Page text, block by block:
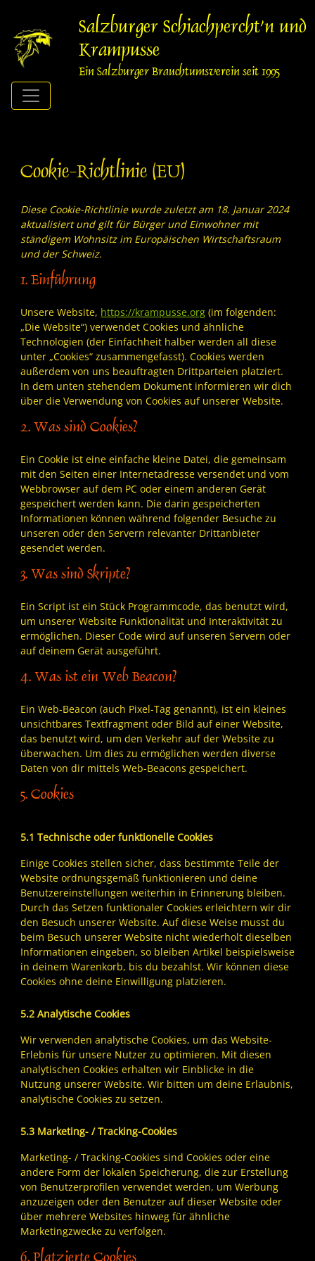
Inhalt
Salzburger Schiachpercht'n und
Krampusse
Ein Salzburger Brauchtumsverein seit 1995
Cookie-Richtlinie (EU)
Diese Cookie-Richtlinie wurde zuletzt am 18. Januar 2024
aktualisiert und gilt für Bürger und Einwohner mit
ständigem Wohnsitz im Europäischen Wirtschaftsraum
und der Schweiz.
1. Einführung
Unsere Website, https://krampusse.org (im folgenden:
„Die Website“) verwendet Cookies und ähnliche
Technologien (der Einfachheit halber werden all diese
unter „Cookies“ zusammengefasst). Cookies werden
außerdem von uns beauftragten Drittparteien platziert.
In dem unten stehendem Dokument informieren wir dich
über die Verwendung von Cookies auf unserer Website.
2. Was sind Cookies?
Ein Cookie ist eine einfache kleine Datei, die gemeinsam
mit den Seiten einer Internetadresse versendet und vom
Webbrowser auf dem PC oder einem anderen Gerät
gespeichert werden kann. Die darin gespeicherten
Informationen können während folgender Besuche zu
unseren oder den Servern relevanter Drittanbieter
gesendet werden.
3. Was sind Skripte?
Ein Script ist ein Stück Programmcode, das benutzt wird,
um unserer Website Funktionalität und Interaktivität zu
ermöglichen. Dieser Code wird auf unseren Servern oder
auf deinem Gerät ausgeführt.
4. Was ist ein Web Beacon?
Ein Web-Beacon (auch Pixel-Tag genannt), ist ein kleines
unsichtbares Textfragment oder Bild auf einer Website,
das benutzt wird, um den Verkehr auf der Website zu
überwachen. Um dies zu ermöglichen werden diverse
Daten von dir mittels Web-Beacons gespeichert.
5. Cookies
5.1 Technische oder funktionelle Cookies
Einige Cookies stellen sicher, dass bestimmte Teile der
Website ordnungsgemäß funktionieren und deine
Benutzereinstellungen weiterhin in Erinnerung bleiben.
Durch das Setzen funktionaler Cookies erleichtern wir dir
den Besuch unserer Website. Auf diese Weise musst du
beim Besuch unserer Website nicht wiederholt dieselben
Informationen eingeben, so bleiben Artikel beispielsweise
in deinem Warenkorb, bis du bezahlst. Wir können diese
Cookies ohne deine Einwilligung platzieren.
5.2 Analytische Cookies
Wir verwenden analytische Cookies, um das Website-
Erlebnis für unsere Nutzer zu optimieren. Mit diesen
analytischen Cookies erhalten wir Einblicke in die
Nutzung unserer Website. Wir bitten um deine Erlaubnis,
analytische Cookies zu setzen.
5.3 Marketing- / Tracking-Cookies
Marketing- / Tracking-Cookies sind Cookies oder eine
andere Form der lokalen Speicherung, die zur Erstellung
von Benutzerprofilen verwendet werden, um Werbung
anzuzeigen oder den Benutzer auf dieser Website oder
über mehrere Websites hinweg für ähnliche
Marketingzwecke zu verfolgen.